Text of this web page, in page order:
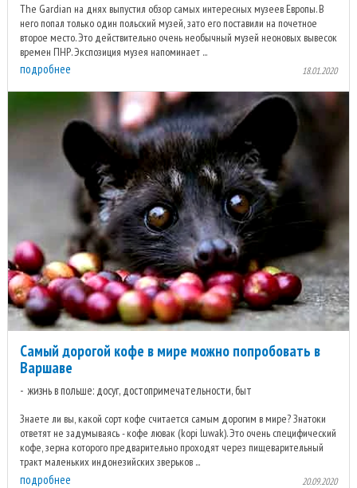
The Gardian на днях выпустил обзор самых интересных музеев Европы. В
него попал только один польский музей, зато его поставили на почетное
второе место. Это действительно очень необычный музей неоновых вывесок
времен ПНР. Экспозиция музея напоминает ...
подробнее 18.01.2020
Самый дорогой кофе в мире можно попробовать в
Варшаве
жизнь в польше: досуг, достопримечательности, быт
Знаете ли вы, какой сорт кофе считается самым дорогим в мире? Знатоки
ответят не задумываясь - кофе лювак (kopi luwak). Это очень специфический
кофе, зерна которого предварительно проходят через пищеварительный
тракт маленьких индонезийских зверьков ...
подробнее 20.09.2020